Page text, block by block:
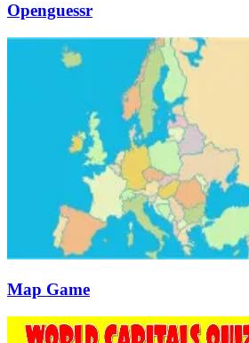
Openguessr
Map Game